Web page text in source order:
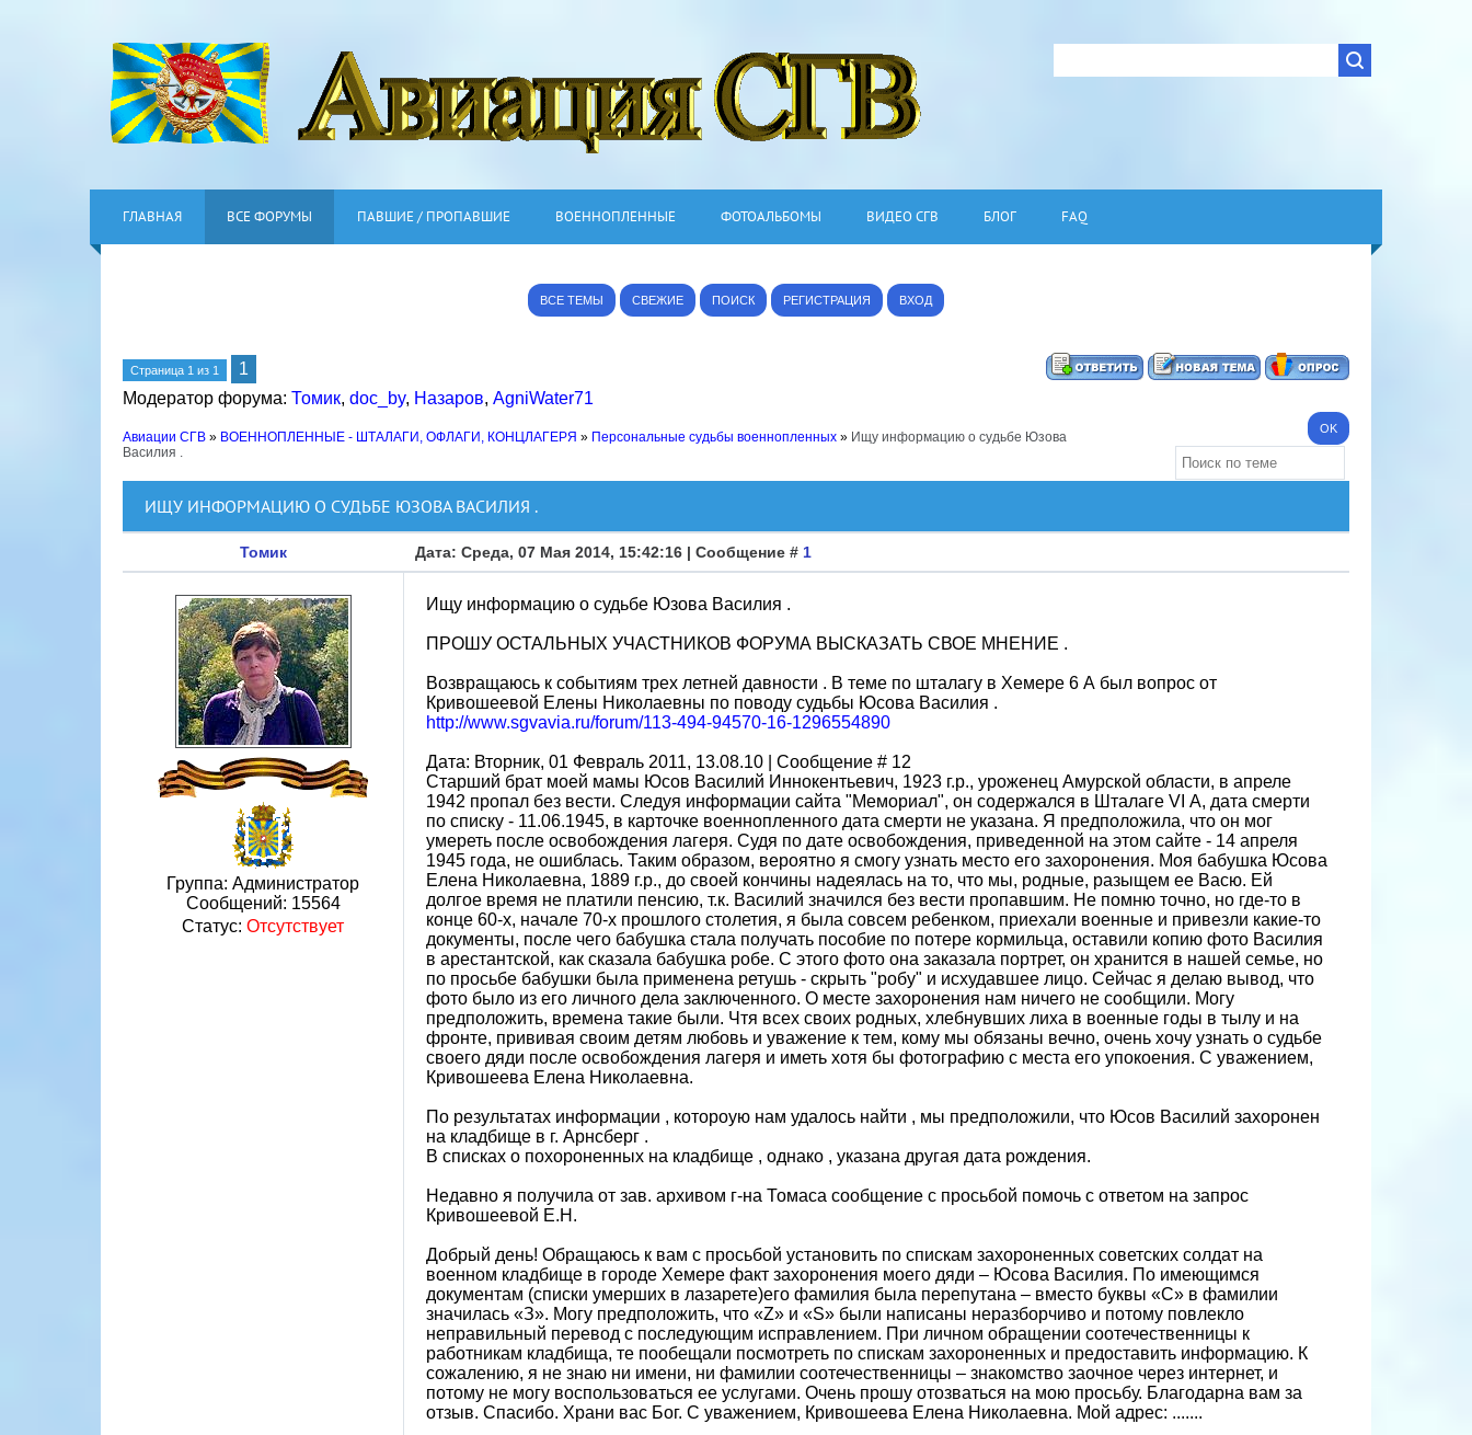
ГЛАВНАЯ ВСЕ ФОРУМЫ ПАВШИЕ / ПРОПАВШИЕ ВОЕННОПЛЕННЫЕ ФОТОАЛЬБОМЫ ВИДЕО СГВ БЛОГ FAQ
ВСЕ ТЕМЫ СВЕЖИЕ ПОИСК РЕГИСТРАЦИЯ ВХОД
Страница 1 из 1
1
Модератор форума: Томик, doc_by, Назаров, AgniWater71
Авиации СГВ » ВОЕННОПЛЕННЫЕ - ШТАЛАГИ, ОФЛАГИ, КОНЦЛАГЕРЯ » Персональные судьбы военнопленных » Ищу информацию о судьбе Юзова
Василия .
ИЩУ ИНФОРМАЦИЮ О СУДЬБЕ ЮЗОВА ВАСИЛИЯ .
Томик Дата: Среда, 07 Мая 2014, 15:42:16 | Сообщение # 1
Группа: Администратор
Сообщений: 15564
Статус: Отсутствует
Ищу информацию о судьбе Юзова Василия .
ПРОШУ ОСТАЛЬНЫХ УЧАСТНИКОВ ФОРУМА ВЫСКАЗАТЬ СВОЕ МНЕНИЕ .
Возвращаюсь к событиям трех летней давности . В теме по шталагу в Хемере 6 А был вопрос от
Кривошеевой Елены Николаевны по поводу судьбы Юсова Василия .
http://www.sgvavia.ru/forum/113-494-94570-16-1296554890
Дата: Вторник, 01 Февраль 2011, 13.08.10 | Сообщение # 12
Старший брат моей мамы Юсов Василий Иннокентьевич, 1923 г.р., уроженец Амурской области, в апреле
1942 пропал без вести. Следуя информации сайта "Мемориал", он содержался в Шталаге VI А, дата смерти
по списку - 11.06.1945, в карточке военнопленного дата смерти не указана. Я предположила, что он мог
умереть после освобождения лагеря. Судя по дате освобождения, приведенной на этом сайте - 14 апреля
1945 года, не ошиблась. Таким образом, вероятно я смогу узнать место его захоронения. Моя бабушка Юсова
Елена Николаевна, 1889 г.р., до своей кончины надеялась на то, что мы, родные, разыщем ее Васю. Ей
долгое время не платили пенсию, т.к. Василий значился без вести пропавшим. Не помню точно, но где-то в
конце 60-х, начале 70-х прошлого столетия, я была совсем ребенком, приехали военные и привезли какие-то
документы, после чего бабушка стала получать пособие по потере кормильца, оставили копию фото Василия
в арестантской, как сказала бабушка робе. С этого фото она заказала портрет, он хранится в нашей семье, но
по просьбе бабушки была применена ретушь - скрыть "робу" и исхудавшее лицо. Сейчас я делаю вывод, что
фото было из его личного дела заключенного. О месте захоронения нам ничего не сообщили. Могу
предположить, времена такие были. Чтя всех своих родных, хлебнувших лиха в военные годы в тылу и на
фронте, прививая своим детям любовь и уважение к тем, кому мы обязаны вечно, очень хочу узнать о судьбе
своего дяди после освобождения лагеря и иметь хотя бы фотографию с места его упокоения. С уважением,
Кривошеева Елена Николаевна.
По результатах информации , котороую нам удалось найти , мы предположили, что Юсов Василий захоронен
на кладбище в г. Арнсберг .
В списках о похороненных на кладбище , однако , указана другая дата рождения.
Недавно я получила от зав. архивом г-на Томаса сообщение с просьбой помочь с ответом на запрос
Кривошеевой Е.Н.
Добрый день! Обращаюсь к вам с просьбой установить по спискам захороненных советских солдат на
военном кладбище в городе Хемере факт захоронения моего дяди – Юсова Василия. По имеющимся
документам (списки умерших в лазарете)его фамилия была перепутана – вместо буквы «С» в фамилии
значилась «З». Могу предположить, что «Z» и «S» были написаны неразборчиво и потому повлекло
неправильный перевод с последующим исправлением. При личном обращении соотечественницы к
работникам кладбища, те пообещали посмотреть по спискам захороненных и предоставить информацию. К
сожалению, я не знаю ни имени, ни фамилии соотечественницы – знакомство заочное через интернет, и
потому не могу воспользоваться ее услугами. Очень прошу отозваться на мою просьбу. Благодарна вам за
отзыв. Спасибо. Храни вас Бог. С уважением, Кривошеева Елена Николаевна. Мой адрес: .......